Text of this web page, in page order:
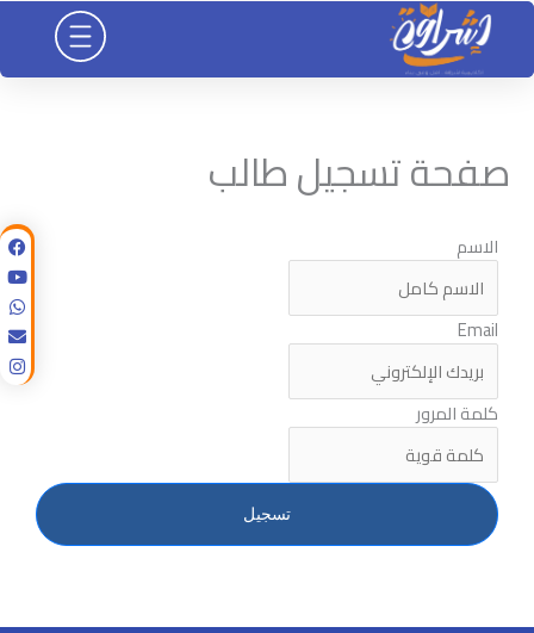
تخطي
المحتوى
صفحة تسجيل طالب
الاسم
Email
كلمة المرور
تسجيل